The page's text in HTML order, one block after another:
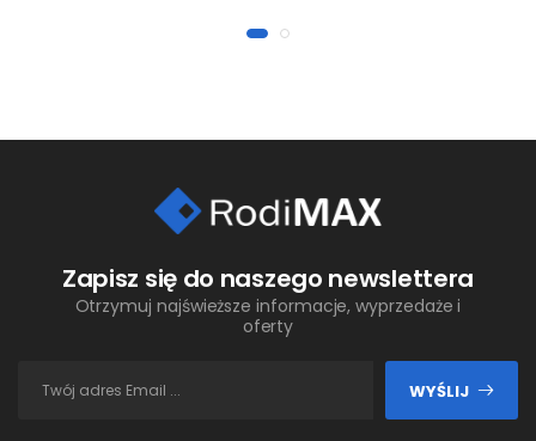
Zapisz się do naszego newslettera
Otrzymuj najświeższe informacje, wyprzedaże i
oferty
WYŚLIJ